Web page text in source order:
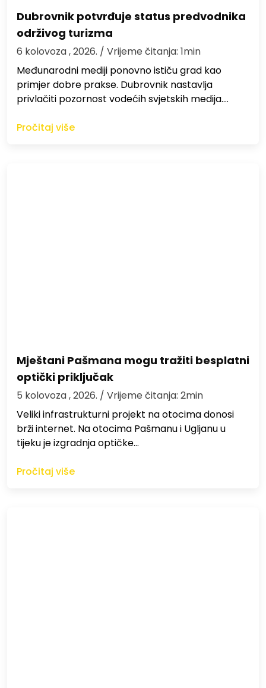
Dubrovnik potvrđuje status predvodnika
održivog turizma
6 kolovoza , 2026. / Vrijeme čitanja: 1min
Međunarodni mediji ponovno ističu grad kao
primjer dobre prakse. Dubrovnik nastavlja
privlačiti pozornost vodećih svjetskih medija.…
Pročitaj više
Mještani Pašmana mogu tražiti besplatni
optički priključak
5 kolovoza , 2026. / Vrijeme čitanja: 2min
Veliki infrastrukturni projekt na otocima donosi
brži internet. Na otocima Pašmanu i Ugljanu u
tijeku je izgradnja optičke…
Pročitaj više